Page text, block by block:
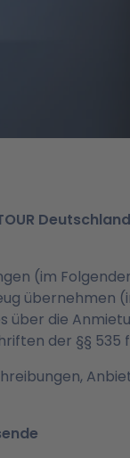
(im
übernehmen
die
der §§ 535